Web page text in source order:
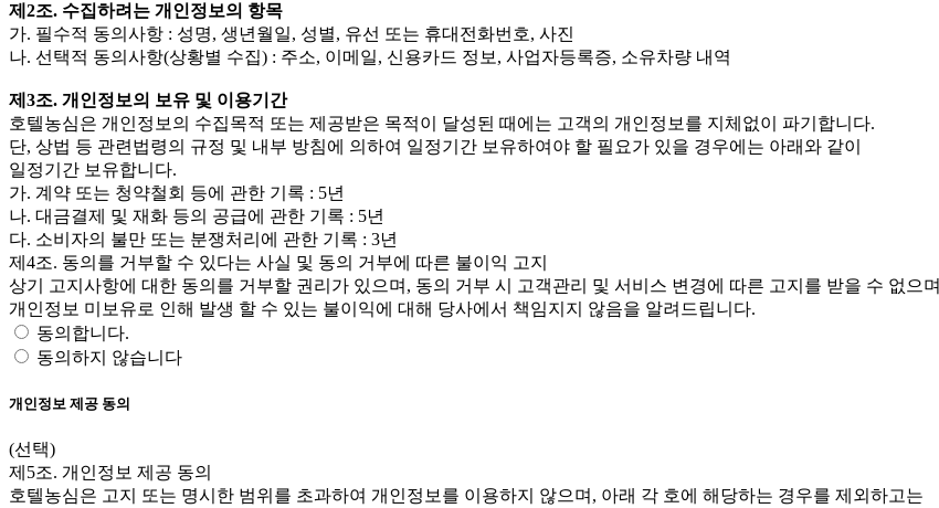
제2조. 수집하려는 개인정보의 항목
가. 필수적 동의사항 : 성명, 생년월일, 성별, 유선 또는 휴대전화번호, 사진
나. 선택적 동의사항(상황별 수집) : 주소, 이메일, 신용카드 정보, 사업자등록증, 소유차량 내역
제3조. 개인정보의 보유 및 이용기간
호텔농심은 개인정보의 수집목적 또는 제공받은 목적이 달성된 때에는 고객의 개인정보를 지체없이 파기합니다.
단, 상법 등 관련법령의 규정 및 내부 방침에 의하여 일정기간 보유하여야 할 필요가 있을 경우에는 아래와 같이
일정기간 보유합니다.
가. 계약 또는 청약철회 등에 관한 기록 : 5년
나. 대금결제 및 재화 등의 공급에 관한 기록 : 5년
다. 소비자의 불만 또는 분쟁처리에 관한 기록 : 3년
제4조. 동의를 거부할 수 있다는 사실 및 동의 거부에 따른 불이익 고지
상기 고지사항에 대한 동의를 거부할 권리가 있으며, 동의 거부 시 고객관리 및 서비스 변경에 따른 고지를 받을 수 없으며
개인정보 미보유로 인해 발생 할 수 있는 불이익에 대해 당사에서 책임지지 않음을 알려드립니다.
동의합니다.
동의하지 않습니다
개인정보 제공 동의
(선택)
제5조. 개인정보 제공 동의
호텔농심은 고지 또는 명시한 범위를 초과하여 개인정보를 이용하지 않으며, 아래 각 호에 해당하는 경우를 제외하고는